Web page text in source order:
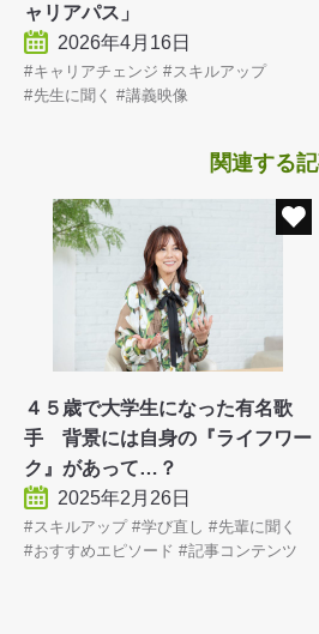
ャリアパス」
2026年4月16日
キャリアチェンジ
スキルアップ
先生に聞く
講義映像
関連する
４５歳で大学生になった有名歌
手 背景には自身の『ライフワー
ク』があって…？
2025年2月26日
スキルアップ 学び直し
先輩に聞く
おすすめエピソード
記事コンテンツ